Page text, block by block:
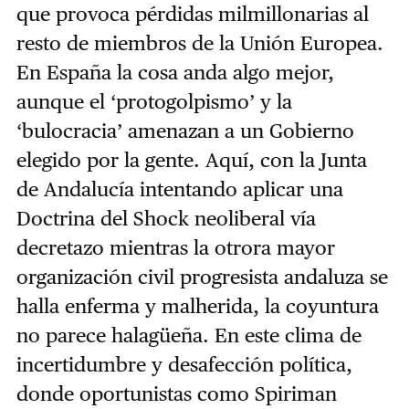
que provoca pérdidas milmillonarias al
resto de miembros de la Unión Europea.
En España la cosa anda algo mejor,
aunque el ‘protogolpismo’ y la
‘bulocracia’ amenazan a un Gobierno
elegido por la gente. Aquí, con la Junta
de Andalucía intentando aplicar una
Doctrina del Shock neoliberal vía
decretazo mientras la otrora mayor
organización civil progresista andaluza se
halla enferma y malherida, la coyuntura
no parece halagüeña. En este clima de
incertidumbre y desafección política,
donde oportunistas como Spiriman